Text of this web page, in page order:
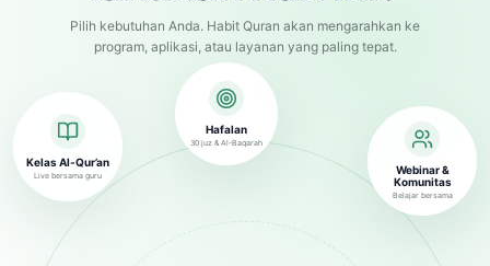
Pilih kebutuhan Anda. Habit Quran akan mengarahkan ke
program, aplikasi, atau layanan yang paling tepat.
Kelas Al-Qur’an
Live bersama guru
Hafalan
30 juz & Al-Baqarah
Webinar &
Komunitas
Belajar bersama